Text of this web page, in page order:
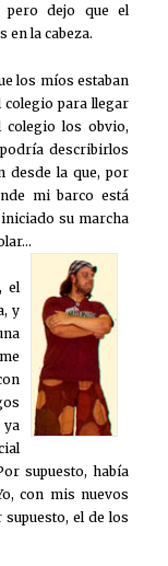
pero dejo que el
en la cabeza.
los míos estaban
colegio para llegar
colegio los obvio,
describirlos
desde la que, por
mi barco está
su marcha
el
y
ya
supuesto, había
con mis nuevos
el de los